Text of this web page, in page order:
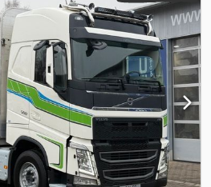
Fahrzeugnr.: G300122 Ab sofort zur
in Kaufungen Mehr INFO unter: *
(Deutsch, English, Bulgarisch,
* Viktoria Sologubova
English) Finanzierungsbeispiel: *
* Kaufpreis: 219.900,00 ¤
60 * Monatliche Rate:
¤ Wenn das Angebot
Ihren Bedürfnissen anpassen
unter Hr. Enchev). Wir freuen uns auf
Gerne nehmen wir Ihr